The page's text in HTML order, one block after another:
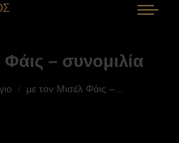
– συνομιλία
με τον Μισέλ Φάις –…